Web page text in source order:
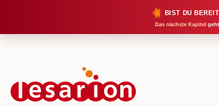
BIST DU
Das nächste Kapitel